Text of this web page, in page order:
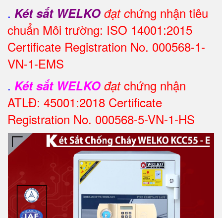
. Két sắt WELKO đạt chứng nhận tiêu
chuẩn Môi trường: ISO 14001:2015
Certificate Registration No. 000568-1-
VN-1-EMS
. Két sắt WELKO đạtchứng nhận
ATLĐ: 45001:2018 Certificate
Registration No. 000568-5-VN-1-HS